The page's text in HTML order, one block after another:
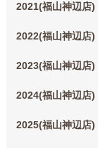
2021(福山神辺店)
2022(福山神辺店)
2023(福山神辺店)
2024(福山神辺店)
2025(福山神辺店)